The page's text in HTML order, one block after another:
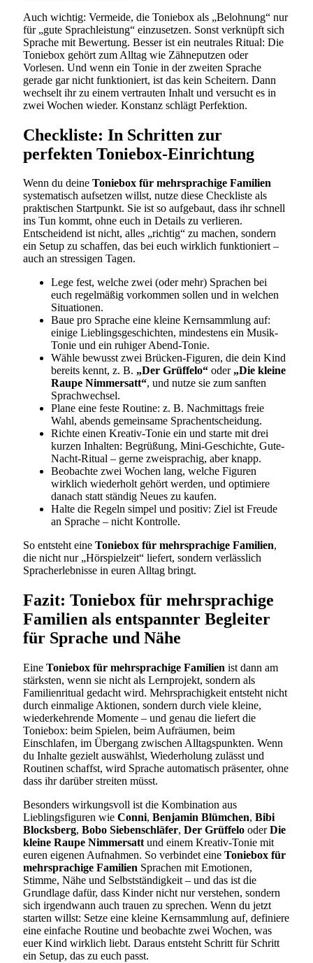
Auch wichtig: Vermeide, die Toniebox als „Belohnung“ nur
für „gute Sprachleistung“ einzusetzen. Sonst verknüpft sich
Sprache mit Bewertung. Besser ist ein neutrales Ritual: Die
Toniebox gehört zum Alltag wie Zähneputzen oder
Vorlesen. Und wenn ein Tonie in der zweiten Sprache
gerade gar nicht funktioniert, ist das kein Scheitern. Dann
wechselt ihr zu einem vertrauten Inhalt und versucht es in
zwei Wochen wieder. Konstanz schlägt Perfektion.
Checkliste: In Schritten zur
perfekten Toniebox-Einrichtung
Wenn du deine Toniebox für mehrsprachige Familien
systematisch aufsetzen willst, nutze diese Checkliste als
praktischen Startpunkt. Sie ist so aufgebaut, dass ihr schnell
ins Tun kommt, ohne euch in Details zu verlieren.
Entscheidend ist nicht, alles „richtig“ zu machen, sondern
ein Setup zu schaffen, das bei euch wirklich funktioniert –
auch an stressigen Tagen.
Lege fest, welche zwei (oder mehr) Sprachen bei
euch regelmäßig vorkommen sollen und in welchen
Situationen.
Baue pro Sprache eine kleine Kernsammlung auf:
einige Lieblingsgeschichten, mindestens ein Musik-
Tonie und ein ruhiger Abend-Tonie.
Wähle bewusst zwei Brücken-Figuren, die dein Kind
bereits kennt, z. B. „Der Grüffelo“ oder „Die kleine
Raupe Nimmersatt“, und nutze sie zum sanften
Sprachwechsel.
Plane eine feste Routine: z. B. Nachmittags freie
Wahl, abends gemeinsame Sprachentscheidung.
Richte einen Kreativ-Tonie ein und starte mit drei
kurzen Inhalten: Begrüßung, Mini-Geschichte, Gute-
Nacht-Ritual – gerne zweisprachig, aber knapp.
Beobachte zwei Wochen lang, welche Figuren
wirklich wiederholt gehört werden, und optimiere
danach statt ständig Neues zu kaufen.
Halte die Regeln simpel und positiv: Ziel ist Freude
an Sprache – nicht Kontrolle.
So entsteht eine Toniebox für mehrsprachige Familien,
die nicht nur „Hörspielzeit“ liefert, sondern verlässlich
Spracherlebnisse in euren Alltag bringt.
Fazit: Toniebox für mehrsprachige
Familien als entspannter Begleiter
für Sprache und Nähe
Eine Toniebox für mehrsprachige Familien ist dann am
stärksten, wenn sie nicht als Lernprojekt, sondern als
Familienritual gedacht wird. Mehrsprachigkeit entsteht nicht
durch einmalige Aktionen, sondern durch viele kleine,
wiederkehrende Momente – und genau die liefert die
Toniebox: beim Spielen, beim Aufräumen, beim
Einschlafen, im Übergang zwischen Alltagspunkten. Wenn
du Inhalte gezielt auswählst, Wiederholung zulässt und
Routinen schaffst, wird Sprache automatisch präsenter, ohne
dass ihr darüber streiten müsst.
Besonders wirkungsvoll ist die Kombination aus
Lieblingsfiguren wie Conni, Benjamin Blümchen, Bibi
Blocksberg, Bobo Siebenschläfer, Der Grüffelo oderDie
kleine Raupe Nimmersatt und einem Kreativ-Tonie mit
euren eigenen Aufnahmen. So verbindet eine Toniebox für
mehrsprachige Familien Sprachen mit Emotionen,
Stimme, Nähe und Selbstständigkeit – und das ist die
Grundlage dafür, dass Kinder nicht nur verstehen, sondern
sich irgendwann auch trauen zu sprechen. Wenn du jetzt
starten willst: Setze eine kleine Kernsammlung auf, definiere
eine einfache Routine und beobachte zwei Wochen, was
euer Kind wirklich liebt. Daraus entsteht Schritt für Schritt
ein Setup, das zu euch passt.